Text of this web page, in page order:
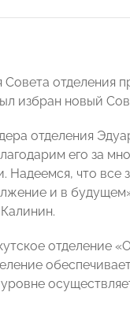
Совета
избран новый
отделения
его за
что все
и в
отделение